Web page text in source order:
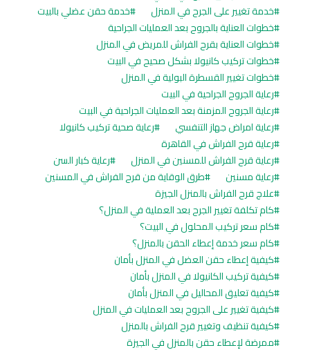
خدمة تغيير على الجرح في المنزل
خدمة حقن عضلي بالبيت
خطوات العناية بالجروح بعد العمليات الجراحية
خطوات العناية بقرح الفراش للمريض في المنزل
خطوات تركيب كانيولا بشكل صحيح في البيت
خطوات تغيير القسطرة البولية في المنزل
رعاية الجروح الجراحية في البيت
رعاية الجروح المزمنة بعد العمليات الجراحية في البيت
رعاية امراض جهاز التنفسي
رعاية صحية تركيب كانيولا
رعاية قرح الفراش في القاهرة
رعاية قرح الفراش للمسنين في المنزل
رعاية كبار السن
رعاية مسنين
طرق الوقاية من قرح الفراش في المسنين
علاج قرح الفراش بالمنزل الجيزة
كام تكلفة تغيير الجرح بعد العملية في المنزل؟
كام سعر تركيب المحلول في البيت؟
كام سعر خدمة إعطاء الحقن بالمنزل؟
كيفية إعطاء حقن العضل في المنزل بأمان
كيفية تركيب الكانيولا في المنزل بأمان
كيفية تعليق المحاليل في المنزل بأمان
كيفية تغيير على الجروح بعد العمليات في المنزل
كيفية تنظيف وتغيير قرح الفراش بالمنزل
ممرضة لإعطاء حقن بالمنزل في الجيزة